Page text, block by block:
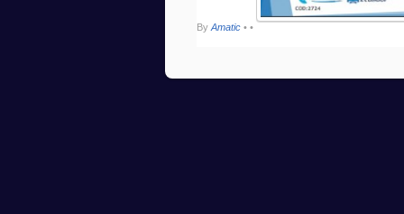
By Amatic • •